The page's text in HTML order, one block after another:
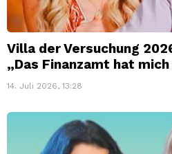
Villa der Versuchung
„Das Finanzamt hat
14. Juli 2026, 13:28